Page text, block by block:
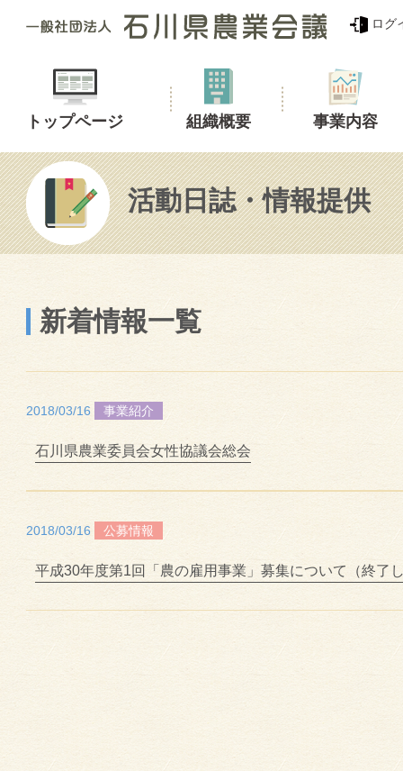
ログ
トップページ 組織概要 事業内容
活動日誌・情報提供
新着情報一覧
2018/03/16 事業紹介
石川県農業委員会女性協議会総会
2018/03/16 公募情報
平成30年度第1回「農の雇用事業」募集について（終了